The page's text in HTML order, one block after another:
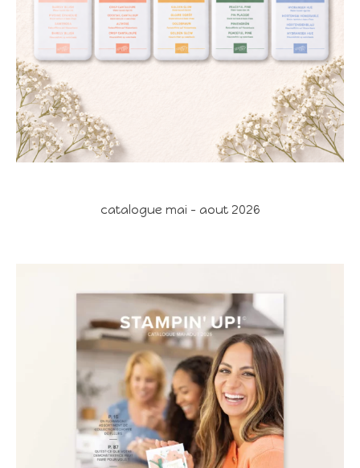
catalogue mai - aout 2026